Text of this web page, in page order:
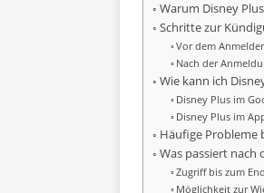
Warum Disney
Schritte zur
Vor dem
Nach der
Wie kann ich
Disney Plus im
Disney Plus im
Häufige Probleme
Was passiert nach
Zugriff bis zum
Möglichkeit zur